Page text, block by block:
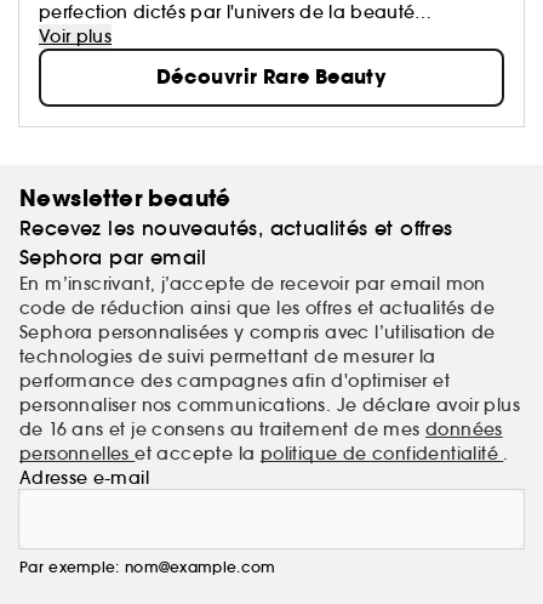
perfection dictés par l'univers de la beauté
d'aujourd'hui. Les produits Rare Beauty prônent
l'expression de soi au quotidien. Légères et
respirantes, nos formules feel-good glissent sur la
peau pour offrir une couvrance modulable et
donner un coup de fraîcheur à votre visage, afin de
Voir plus
Découvrir Rare Beauty
Newsletter beauté
Recevez les nouveautés, actualités et offres
Sephora par email
En m’inscrivant, j’accepte de recevoir par email mon
code de réduction ainsi que les offres et actualités de
Sephora personnalisées y compris avec l’utilisation de
technologies de suivi permettant de mesurer la
performance des campagnes afin d'optimiser et
personnaliser nos communications. Je déclare avoir plus
de 16 ans et je consens au traitement de mes données
personnelleset accepte la politique de confidentialité .
Adresse e-mail
Par exemple: nom@example.com